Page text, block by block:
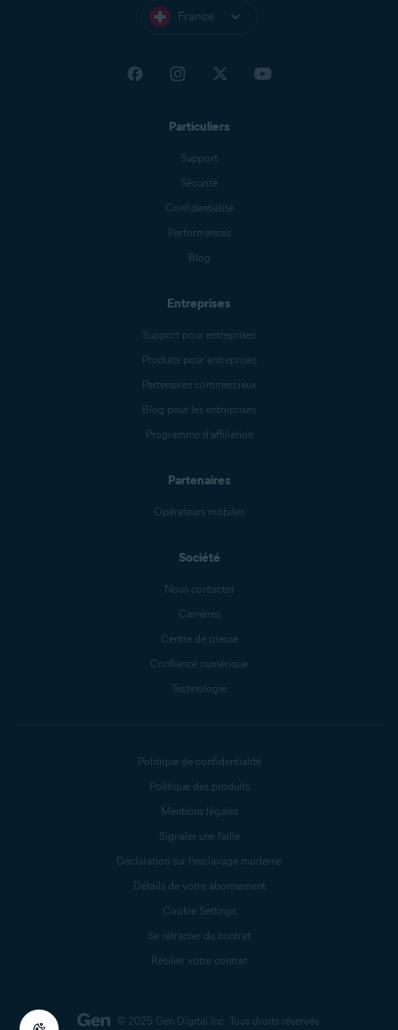
France
Particuliers
Support
Sécurité
Confidentialité
Performances
Blog
Entreprises
Support pour entreprises
Produits pour entreprises
Partenaires commerciaux
Blog pour les entreprises
Programme d’affiliation
Partenaires
Opérateurs mobiles
Société
Nous contacter
Carrières
Centre de presse
Confiance numérique
Technologie
© 2025 Gen Digital Inc. Tous droits réservés.
Politique de confidentialité
Politique des produits
Mentions légales
Signaler une faille
Déclaration sur l’esclavage moderne
Détails de votre abonnement
Cookie Settings
Se rétracter du contrat
Résilier votre contrat